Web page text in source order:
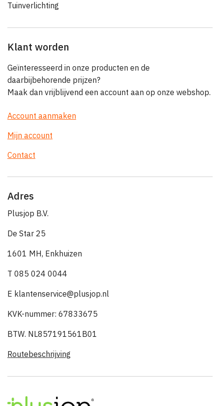
Tuinverlichting
Klant worden
Geïnteresseerd in onze producten en de
daarbijbehorende prijzen?
Maak dan vrijblijvend een account aan op onze webshop.
Account aanmaken
Mijn account
Contact
Adres
Plusjop B.V.
De Star 25
1601 MH, Enkhuizen
T 085 024 0044
E klantenservice@plusjop.nl
KVK-nummer: 67833675
BTW. NL857191561B01
Routebeschrijving